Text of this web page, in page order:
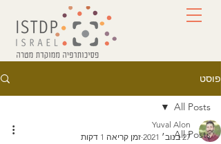
פוסט
All Posts
All Posts
Yuval Alon
27 בנוב׳ 2021
זמן קריאה 1 דקות